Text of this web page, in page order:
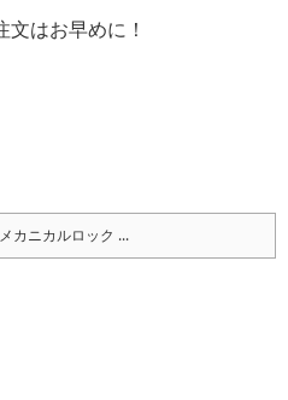
はお早めに！
メカニカルロック ...